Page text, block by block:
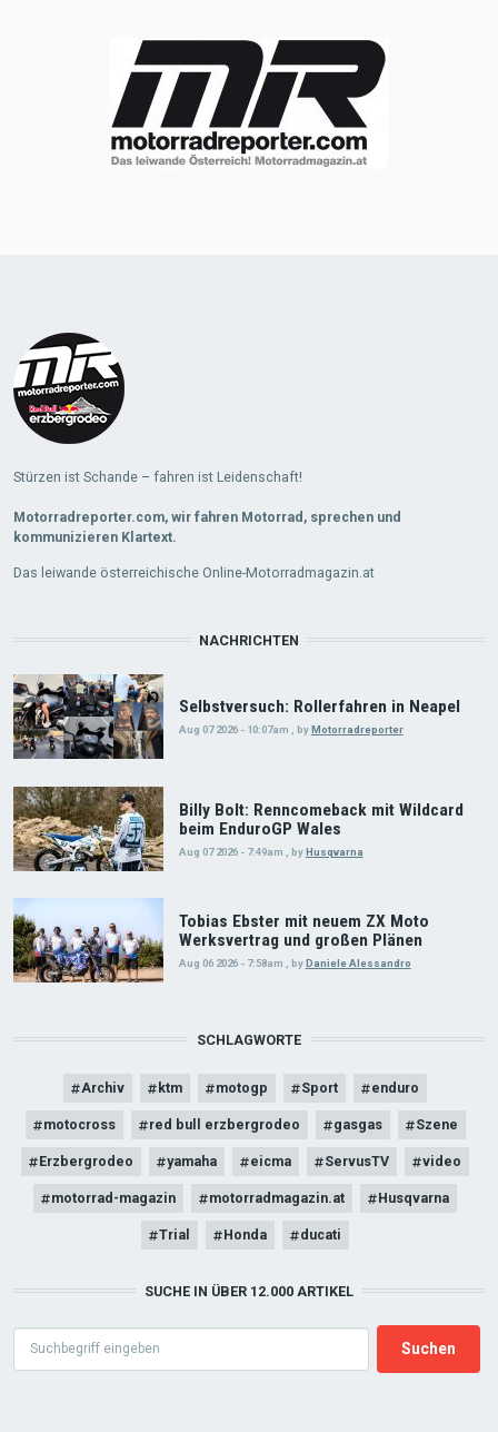
Stürzen ist Schande – fahren ist Leidenschaft!
Motorradreporter.com, wir fahren Motorrad, sprechen und
kommunizieren Klartext.
Das leiwande österreichische Online-Motorradmagazin.at
NACHRICHTEN
Selbstversuch: Rollerfahren in Neapel
Aug 07 2026 - 10:07am , byMotorradreporter
Billy Bolt: Renncomeback mit Wildcard
beim EnduroGP Wales
Aug 07 2026 - 7:49am byHusqvarna
Tobias Ebster mit neuem ZX Moto
Werksvertrag und großen Plänen
Aug 06 2026 - 7:58am , byDaniele Alessandro
SCHLAGWORTE
Archiv ktm motogp Sport enduro
motocross red bull erzbergrodeo gasgas Szene
Erzbergrodeo yamaha eicma ServusTV video
motorrad-magazin motorradmagazin.at Husqvarna
Trial Honda ducati
SUCHE IN ÜBER 12.000 ARTIKEL